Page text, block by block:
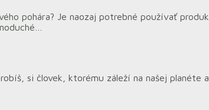
pohára? Je naozaj potrebné používať
si človek, ktorému záleží na našej planéte